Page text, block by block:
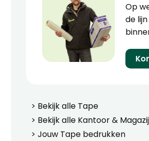
Op
de
> Bekijk alle Tape
> Bekijk alle Kantoor &
> Jouw Tape bedrukken